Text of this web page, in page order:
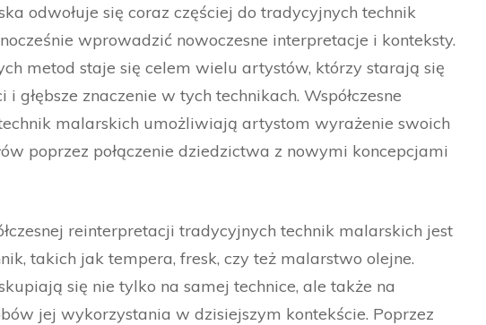
odwołuje się coraz częściej do tradycyjnych technik
wprowadzić nowoczesne interpretacje i konteksty.
metod staje się celem wielu artystów, którzy starają się
znaczenie w tych technikach. Współczesne
malarskich umożliwiają artystom wyrażenie swoich
poprzez połączenie dziedzictwa z nowymi koncepcjami
reinterpretacji tradycyjnych technik malarskich jest
takich jak tempera, fresk, czy też malarstwo olejne.
się nie tylko na samej technice, ale także na
jej wykorzystania w dzisiejszym kontekście. Poprzez